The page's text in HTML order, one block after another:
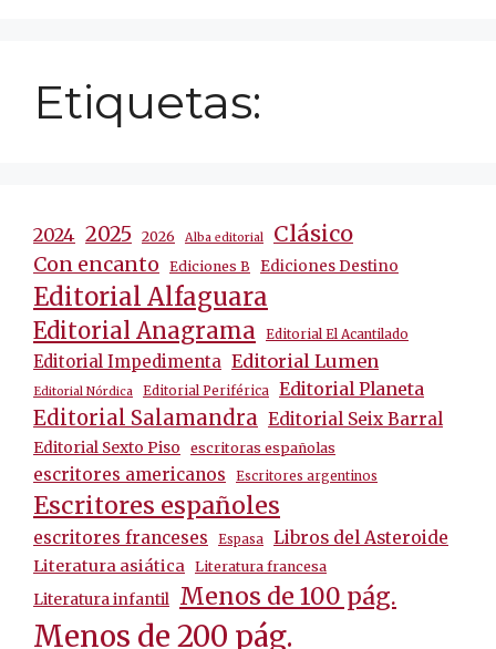
Etiquetas:
2024 2025 2026 Alba editorial Clásico
Con encanto Ediciones B Ediciones Destino
Editorial Alfaguara
Editorial Anagrama Editorial El Acantilado
Editorial Impedimenta Editorial Lumen
Editorial Nórdica Editorial Periférica Editorial Planeta
Editorial Salamandra Editorial Seix Barral
Editorial Sexto Piso escritoras españolas
escritores americanos Escritores argentinos
Escritores españoles
escritores franceses Espasa Libros del Asteroide
Literatura asiática Literatura francesa
Literatura infantil Menos de 100 pág.
Menos de 200 pág.